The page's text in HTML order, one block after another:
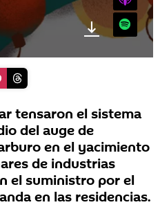
Spotify
tensaron el sistema
del auge de
en el yacimiento
de industrias
el suministro por el
en las residencias.